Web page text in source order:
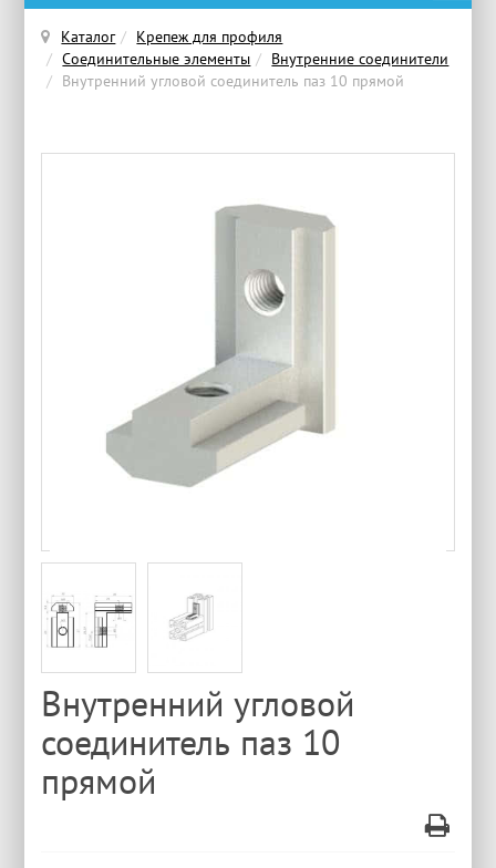
Каталог
Крепеж для профиля
Соединительные элементы
Внутренние соединители
Внутренний угловой соединитель паз 10 прямой
Внутренний угловой
соединитель паз 10
прямой